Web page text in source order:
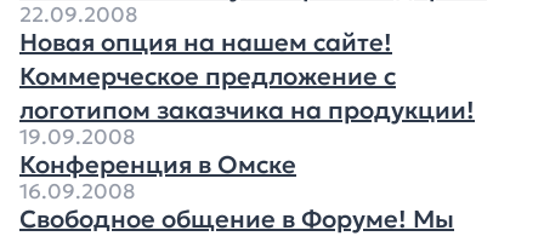
22.09.2008
Новая опция на нашем сайте!
Коммерческое предложение с
логотипом заказчика на продукции!
19.09.2008
Конференция в Омске
16.09.2008
Свободное общение в Форуме! Мы